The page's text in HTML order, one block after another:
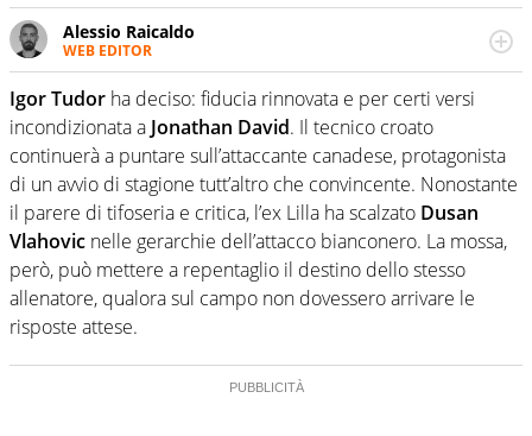
Alessio Raicaldo
WEB EDITOR
Un figlio che si chiama Diego e la tesi di laurea sugli stadi
di proprietà in Italia. Il calcio quale filo conduttore
irrinunciabile tra passione e professione. Per Virgilio
Sport indaga, approfondisce e scandaglia l'universo
mondo dello sport per antonomasia
Igor Tudor ha deciso: fiducia rinnovata e per certi versi
incondizionata a Jonathan David. Il tecnico croato
continuerà a puntare sull’attaccante canadese, protagonista
di un avvio di stagione tutt’altro che convincente. Nonostante
il parere di tifoseria e critica, l’ex Lilla ha scalzato Dusan
Vlahovic nelle gerarchie dell’attacco bianconero. La mossa,
però, può mettere a repentaglio il destino dello stesso
allenatore, qualora sul campo non dovessero arrivare le
risposte attese.